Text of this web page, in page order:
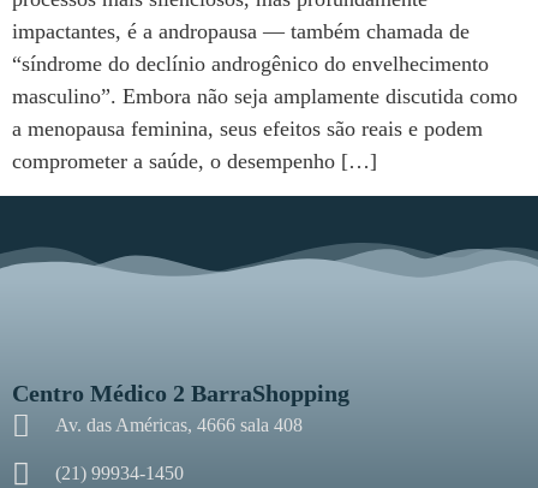
impactantes, é a andropausa — também chamada de
“síndrome do declínio androgênico do envelhecimento
masculino”. Embora não seja amplamente discutida como
a menopausa feminina, seus efeitos são reais e podem
comprometer a saúde, o desempenho […]
Centro Médico 2 BarraShopping
Av. das Américas, 4666 sala 408
(21) 99934-1450